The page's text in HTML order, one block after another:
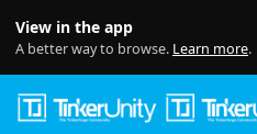
View in the app
A better way to browse. Learn more.